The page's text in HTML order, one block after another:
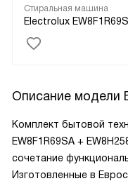
Стиральная машина
Electrolux
Описание модели
Комплект бытовой
EW8F1R69SA +
сочетание
Изготовленные в